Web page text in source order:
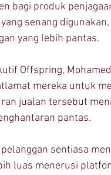
bagi produk
senang
yang lebih pantas.
Offspring,
mereka untuk
jualan tersebut
pantas.
sentiasa
luas menerusi